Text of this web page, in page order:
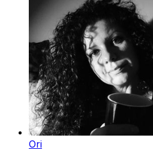
Ori